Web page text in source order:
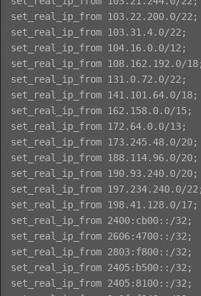
set_real_ip_from 103.22.200.0/22;
set_real_ip_from 103.31.4.0/22;
set_real_ip_from 104.16.0.0/12;
set_real_ip_from 108.162.192.0/18;
set_real_ip_from 131.0.72.0/22;
set_real_ip_from 141.101.64.0/18;
set_real_ip_from 162.158.0.0/15;
set_real_ip_from 172.64.0.0/13;
set_real_ip_from 173.245.48.0/20;
set_real_ip_from 188.114.96.0/20;
set_real_ip_from 190.93.240.0/20;
set_real_ip_from 197.234.240.0/22;
set_real_ip_from 198.41.128.0/17;
set_real_ip_from 2400:cb00::/32;
set_real_ip_from 2606:4700::/32;
set_real_ip_from 2803:f800::/32;
set_real_ip_from 2405:b500::/32;
set_real_ip_from 2405:8100::/32;